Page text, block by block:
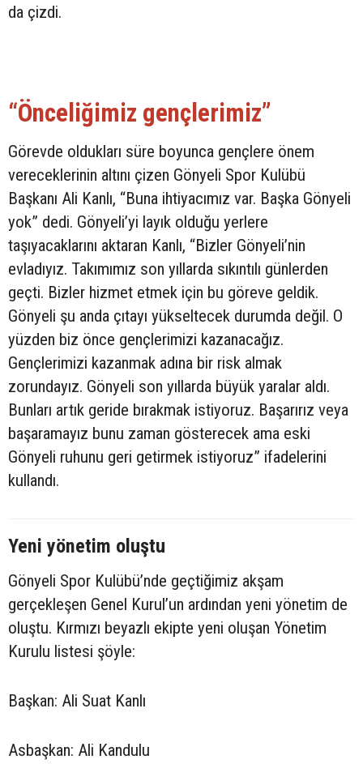
da çizdi.
“Önceliğimiz gençlerimiz”
Görevde oldukları süre boyunca gençlere önem
vereceklerinin altını çizen Gönyeli Spor Kulübü
Başkanı Ali Kanlı, “Buna ihtiyacımız var. Başka Gönyeli
yok” dedi. Gönyeli’yi layık olduğu yerlere
taşıyacaklarını aktaran Kanlı, “Bizler Gönyeli’nin
evladıyız. Takımımız son yıllarda sıkıntılı günlerden
geçti. Bizler hizmet etmek için bu göreve geldik.
Gönyeli şu anda çıtayı yükseltecek durumda değil. O
yüzden biz önce gençlerimizi kazanacağız.
Gençlerimizi kazanmak adına bir risk almak
zorundayız. Gönyeli son yıllarda büyük yaralar aldı.
Bunları artık geride bırakmak istiyoruz. Başarırız veya
başaramayız bunu zaman gösterecek ama eski
Gönyeli ruhunu geri getirmek istiyoruz” ifadelerini
kullandı.
Yeni yönetim oluştu
Gönyeli Spor Kulübü’nde geçtiğimiz akşam
gerçekleşen Genel Kurul’un ardından yeni yönetim de
oluştu. Kırmızı beyazlı ekipte yeni oluşan Yönetim
Kurulu listesi şöyle:
Başkan: Ali Suat Kanlı
Asbaşkan: Ali Kandulu